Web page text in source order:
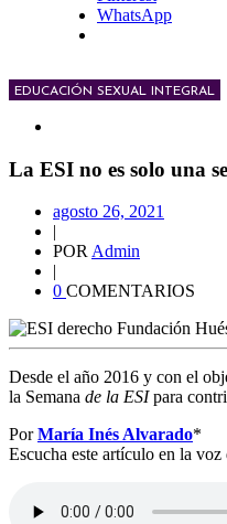
WhatsApp
EDUCACIÓN SEXUAL INTEGRAL
La ESI no es solo una
agosto 26, 2021
|
POR Admin
|
0 COMENTARIOS
Desde el año 2016 y con el
la Semana de la ESIpara
PorMaría Inés Alvarado*
Escucha este artículo en la